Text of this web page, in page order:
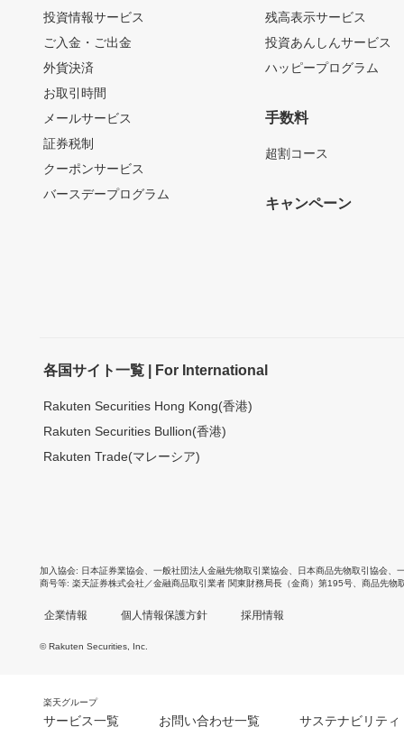
投資情報サービス
ご入金・ご出金
外貨決済
お取引時間
メールサービス
証券税制
クーポンサービス
バースデープログラム
残高表示サービス
投資あんしんサービス
ハッピープログラム
手数料
超割コース
キャンペーン
各国サイト一覧 | For International
Rakuten Securities Hong Kong(香港)
Rakuten Securities Bullion(香港)
Rakuten Trade(マレーシア)
加入協会 日本証券業協会 一般社団法人金融先物取引業協会 日本商品先物取引協会
商号等 楽天証券株式会社／金融商品取引業者 関東財務局長（金商）第195号、商品先物
企業情報 個人情報保護方針 採用情報
© Rakuten Securities, Inc.
楽天グループ
サービス一覧 お問い合わせ一覧 サステナビリティ